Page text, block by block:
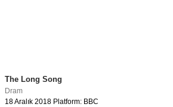
The Long Song
Dram
18 Aralık 2018 Platform: BBC